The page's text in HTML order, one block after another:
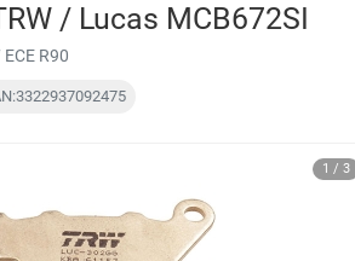
/ Lucas MCB672SI
R90
3322937092475
1 / 3